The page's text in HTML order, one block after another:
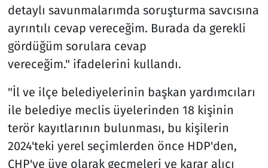
detaylı savunmalarımda soruşturma savcısına
ayrıntılı cevap vereceğim. Burada da gerekli
gördüğüm sorulara cevap
vereceğim." ifadelerini kullandı.
"İl ve ilçe belediyelerinin başkan yardımcıları
ile belediye meclis üyelerinden 18 kişinin
terör kayıtlarının bulunması, bu kişilerin
2024'teki yerel seçimlerden önce HDP'den,
CHP'ye üye olarak geçmeleri ve karar alıcı